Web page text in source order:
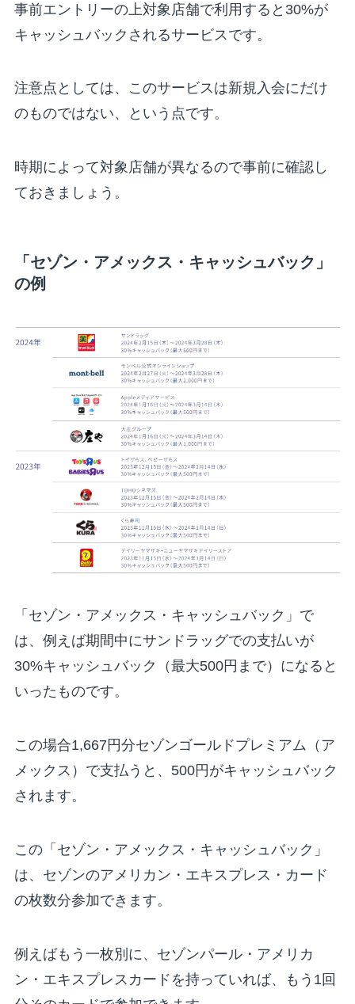
事前エントリーの上対象店舗で利用すると30%が
キャッシュバックされるサービスです。
注意点としては、このサービスは新規入会にだけ
のものではない、という点です。
時期によって対象店舗が異なるので事前に確認し
ておきましょう。
「セゾン・アメックス・キャッシュバック」
の例
「セゾン・アメックス・キャッシュバック」で
は、例えば期間中にサンドラッグでの支払いが
30%キャッシュバック（最大500円まで）になると
いったものです。
この場合1,667円分セゾンゴールドプレミアム（ア
メックス）で支払うと、500円がキャッシュバック
されます。
この「セゾン・アメックス・キャッシュバック」
は、セゾンのアメリカン・エキスプレス・カード
の枚数分参加できます。
例えばもう一枚別に、セゾンパール・アメリカ
ン・エキスプレスカードを持っていれば、もう1回